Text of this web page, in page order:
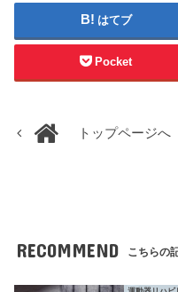
はてブ
Pocket
トップページへ
RECOMMEND こちらの